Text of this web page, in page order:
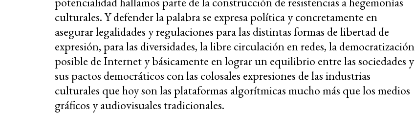
culturales. Y defender la palabra se expresa política y concretamente en
asegurar legalidades y regulaciones para las distintas formas de libertad de
expresión, para las diversidades, la libre circulación en redes, la democratización
posible de Internet y básicamente en lograr un equilibrio entre las sociedades y
sus pactos democráticos con las colosales expresiones de las industrias
culturales que hoy son las plataformas algorítmicas mucho más que los medios
gráficos y audiovisuales tradicionales.